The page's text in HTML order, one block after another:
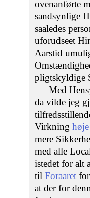
ovenanførte
sandsynlige
saaledes
uforudseet
Aarstid
pligtskyldige
Med
da vilde jeg
Virkning
mere
med alle
istedet for alt
til Foraaret
at der for